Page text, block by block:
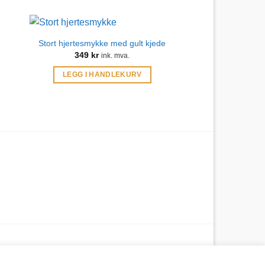
Stort hjertesmykke med gult kjede
349 kr ink. mva.
LEGG I HANDLEKURV